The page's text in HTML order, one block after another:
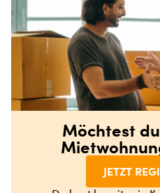
Möchtest
JETZT